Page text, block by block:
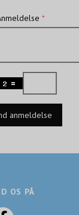
anmeldelse
OS PÅ